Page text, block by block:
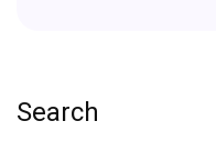
Search